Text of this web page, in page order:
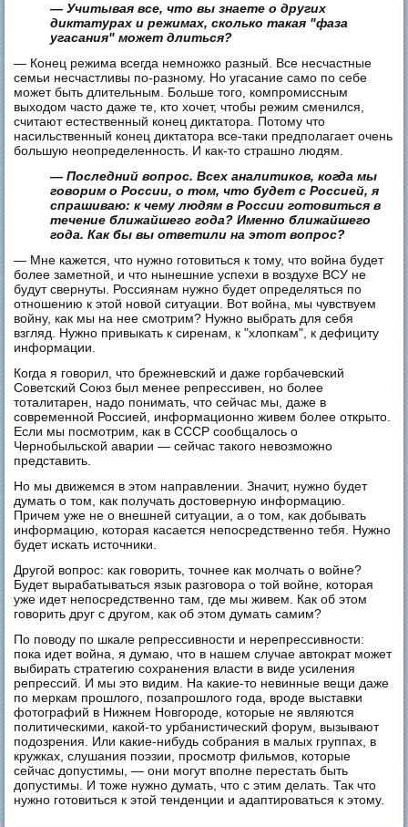
— Учитывая все, что вы знаете о других
диктатурах и режимах, сколько такая "фаза
угасания" может длиться?
— Конец режима всегда немножко разный. Все несчастные
семьи несчастливы по-разному. Но угасание само по себе
может быть длительным. Больше того, компромиссным
выходом часто даже те, кто хочет, чтобы режим сменился,
считают естественный конец диктатора. Потому что
насильственный конец диктатора все-таки предполагает очень
большую неопределенность. И как-то страшно людям.
— Последний вопрос. Всех аналитиков, когда мы
говорим о России, о том, что будет с Россией, я
спрашиваю: к чему людям в России готовиться в
течение ближайшего года? Именно ближайшего
года. Как бы вы ответили на этот вопрос?
— Мне кажется, что нужно готовиться к тому, что война будет
более заметной, и что нынешние успехи в воздухе ВСУ не
будут свернуты. Россиянам нужно будет определяться по
отношению к этой новой ситуации. Вот война, мы чувствуем
войну, как мы на нее смотрим? Нужно выбрать для себя
взгляд. Нужно привыкать к сиренам, к "хлопкам", к дефициту
информации.
Когда я говорил, что брежневский и даже горбачевский
Советский Союз был менее репрессивен, но более
тоталитарен, надо понимать, что сейчас мы, даже в
современной Россией, информационно живем более открыто.
Если мы посмотрим, как в СССР сообщалось о
Чернобыльской аварии — сейчас такого невозможно
представить.
Но мы движемся в этом направлении. Значит, нужно будет
думать о том, как получать достоверную информацию.
Причем уже не о внешней ситуации, а о том, как добывать
информацию, которая касается непосредственно тебя. Нужно
будет искать источники.
Другой вопрос: как говорить, точнее как молчать о войне?
Будет вырабатываться язык разговора о той войне, которая
уже идет непосредственно там, где мы живем. Как об этом
говорить друг с другом, как об этом думать самим?
По поводу по шкале репрессивности и нерепрессивности:
пока идет война, я думаю, что в нашем случае автократ может
выбирать стратегию сохранения власти в виде усиления
репрессий. И мы это видим. На какие-то невинные вещи даже
по меркам прошлого, позапрошлого года, вроде выставки
фотографий в Нижнем Новгороде, которые не являются
политическими, какой-то урбанистический форум, вызывают
подозрения. Или какие-нибудь собрания в малых группах, в
кружках, слушания поэзии, просмотр фильмов, которые
сейчас допустимы, — они могут вполне перестать быть
допустимы. И тоже нужно думать, что с этим делать. Так что
нужно готовиться к этой тенденции и адаптироваться к этому.